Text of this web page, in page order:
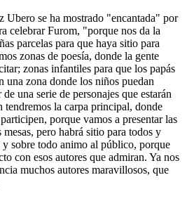
Ubero se ha mostrado "encantada" por
celebrar Furom, "porque nos da la
parcelas para que haya sitio para
zonas de poesía, donde la gente
zonas infantiles para que los papás
una zona donde los niños puedan
una serie de personajes que estarán
la carpa principal, donde
porque vamos a presentar las
pero habrá sitio para todos y
y sobre todo animo al público, porque
con esos autores que admiran. Ya nos
muchos autores maravillosos, que